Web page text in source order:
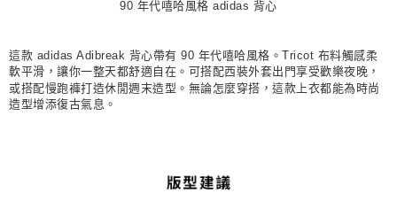
每筆NT$80，滿NT$1,500(含以上)免運費
付款後門市自取
每筆NT$80，滿NT$1,500(含以上)免運費
90 年代嘻哈風格 adidas 背心
這款 adidas Adibreak 背心帶有 90 年代嘻哈風格。Tricot 布料觸感柔
軟平滑，讓你一整天都舒適自在。可搭配西裝外套出門享受歡樂夜晚，
或搭配慢跑褲打造休閒週末造型。無論怎麼穿搭，這款上衣都能為時尚
造型增添復古氣息。